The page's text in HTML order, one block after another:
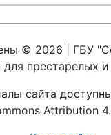
© 2026 | ГБУ
для престарелых
сайта
Attribution